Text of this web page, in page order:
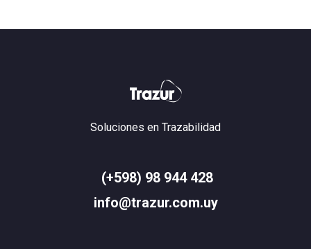
Soluciones en Trazabilidad
(+598) 98 944 428
info@trazur.com.uy